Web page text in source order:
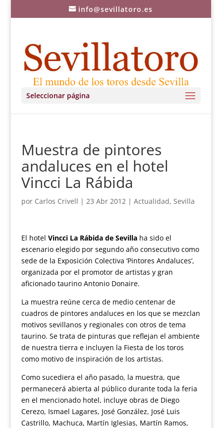
info@sevillatoro.es
Seleccionar página
Muestra de pintores
andaluces en el hotel
Vincci La Rábida
por Carlos Crivell | 23 Abr 2012| Actualidad, Sevilla
El hotel Vincci La Rábida de Sevilla ha sido el
escenario elegido por segundo año consecutivo como
sede de la Exposición Colectiva ‘Pintores Andaluces’,
organizada por el promotor de artistas y gran
aficionado taurino Antonio Donaire.
La muestra reúne cerca de medio centenar de
cuadros de pintores andaluces en los que se mezclan
motivos sevillanos y regionales con otros de tema
taurino. Se trata de pinturas que reflejan el ambiente
de nuestra tierra e incluyen la Fiesta de los toros
como motivo de inspiración de los artistas.
Como sucediera el año pasado, la muestra, que
permanecerá abierta al público durante toda la feria
en el mencionado hotel, incluye obras de Diego
Cerezo, Ismael Lagares, José González, José Luis
Castrillo, Machuca, Martín Iglesias, Martín Ramos,